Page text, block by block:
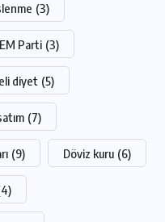
(3)
Parti (3)
diyet (5)
(7)
(9) Döviz kuru (6)